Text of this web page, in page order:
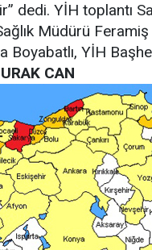
dedi. YİH toplantı
Müdürü
YİH
CAN